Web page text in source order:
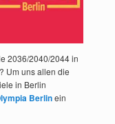
2036/2040/2044 in
Um uns allen die
in Berlin
Berlinein